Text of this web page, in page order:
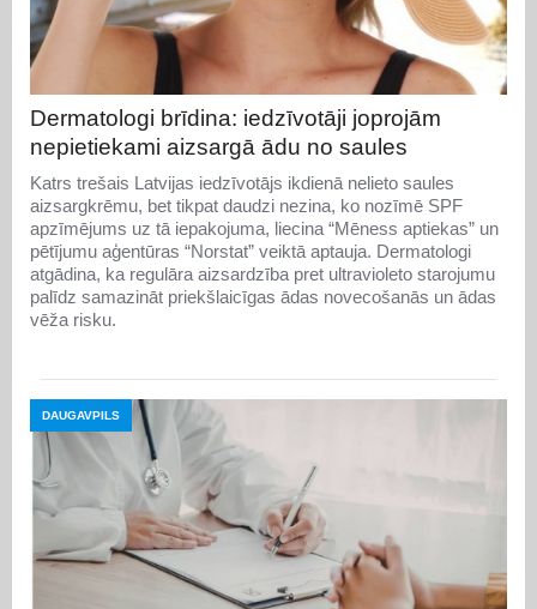
Dermatologi brīdina: iedzīvotāji joprojām
nepietiekami aizsargā ādu no saules
Katrs trešais Latvijas iedzīvotājs ikdienā nelieto saules
aizsargkrēmu, bet tikpat daudzi nezina, ko nozīmē SPF
apzīmējums uz tā iepakojuma, liecina “Mēness aptiekas” un
pētījumu aģentūras “Norstat” veiktā aptauja. Dermatologi
atgādina, ka regulāra aizsardzība pret ultravioleto starojumu
palīdz samazināt priekšlaicīgas ādas novecošanās un ādas
vēža risku.
DAUGAVPILS